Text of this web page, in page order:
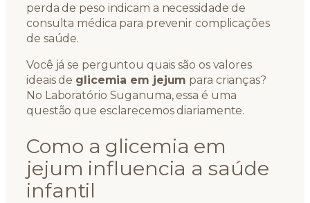
perda de peso indicam a necessidade de
consulta médica para prevenir complicações
de saúde.
Você já se perguntou quais são os valores
ideais de glicemia em jejum para crianças?
No Laboratório Suganuma, essa é uma
questão que esclarecemos diariamente.
Como a glicemia em
jejum influencia a saúde
infantil